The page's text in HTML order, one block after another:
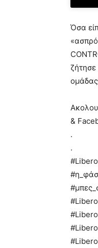
Όσα
ζήτησε
&
.
.